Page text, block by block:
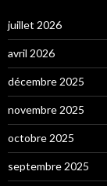
juillet 2026
avril 2026
décembre 2025
novembre 2025
octobre 2025
septembre 2025